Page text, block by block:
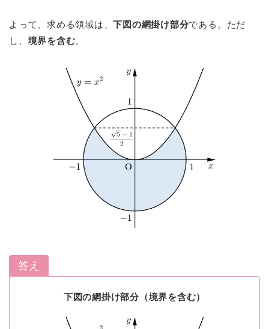
よって、求める領域は、下図の網掛け部分である。ただ
し、 境界を含む。
答え
下図の網掛け部分（境界を含む）